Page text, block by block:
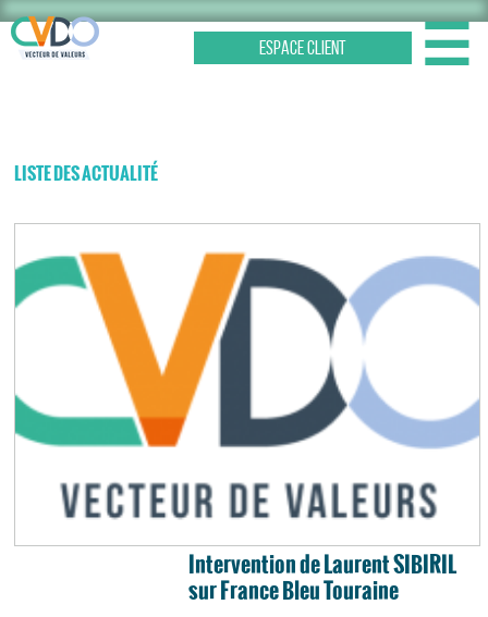
☰
ESPACE CLIENT
LISTE DES ACTUALITÉ
Intervention de Laurent SIBIRIL
sur France Bleu Touraine